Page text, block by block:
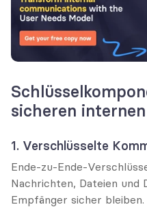
sicheren
1. Verschlüsselte
Ende-zu-Ende-
Nachrichten, Dateien und
Empfänger sicher